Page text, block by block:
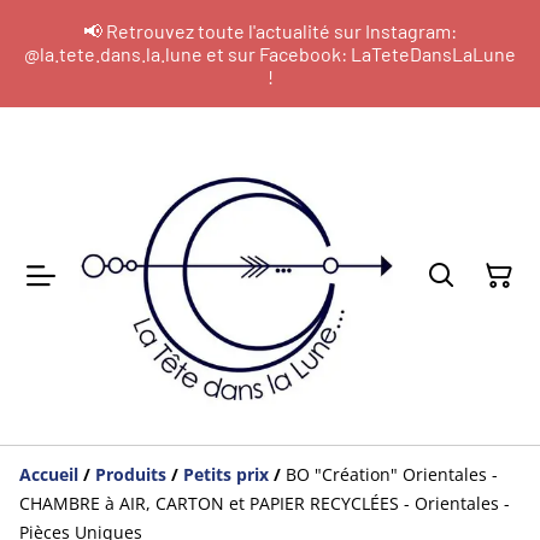
📢 Retrouvez toute l'actualité sur Instagram:
@la.tete.dans.la.lune et sur Facebook: LaTeteDansLaLune
!
Accueil / Produits / Petits prix / BO "Création" Orientales -
CHAMBRE à AIR, CARTON et PAPIER RECYCLÉES - Orientales -
Pièces Uniques